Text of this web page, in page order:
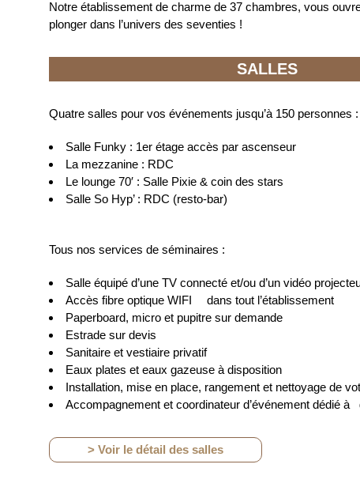
Notre établissement de charme de 37 chambres, vous
plonger dans l’univers des seventies !
SALLES
Quatre salles pour vos événements jusqu’à 150 personnes :
Salle Funky : 1er étage accès par ascenseur
La mezzanine : RDC
Le lounge 70′ : Salle Pixie & coin des stars
Salle So Hyp’ : RDC (resto-bar)
Tous nos services de séminaires :
Salle équipé d’une TV connecté et/ou d’un vidéo
Accès fibre optique WIFI
dans tout l’établissement
Paperboard, micro et pupitre sur demande
Estrade sur devis
Sanitaire et vestiaire privatif
Eaux plates et eaux gazeuse à disposition
Installation, mise en place, rangement et nettoyage de
Accompagnement et coordinateur d’événement dédié à
> Voir le détail des salles